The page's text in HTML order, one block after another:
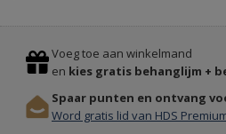
&
PLINTEN
ONLINE
BESTELLEN
Previous
Stop
Voeg toe aan winkelmand
en kies gratis behanglijm +
Spaar punten en ontvang
Word gratis lid van HDS